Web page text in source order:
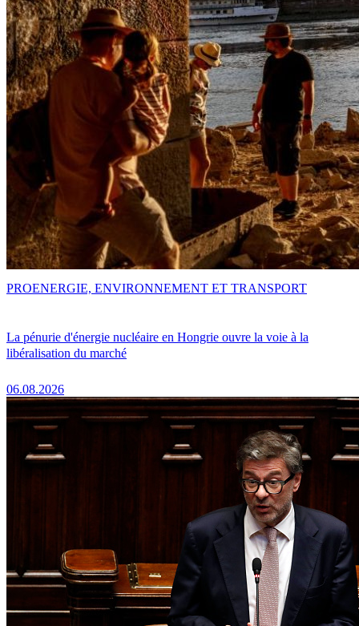
La pénurie d'énergie nucléaire en Hongrie ouvre la voie à la
libéralisation du marché
06.08.2026
PROENERGIE, ENVIRONNEMENT ET TRANSPORT